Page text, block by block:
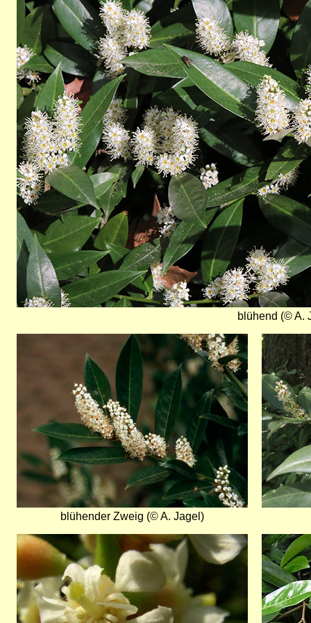
blühend (© A.
blühender Zweig (© A. Jagel)
Bild
Bild Bild